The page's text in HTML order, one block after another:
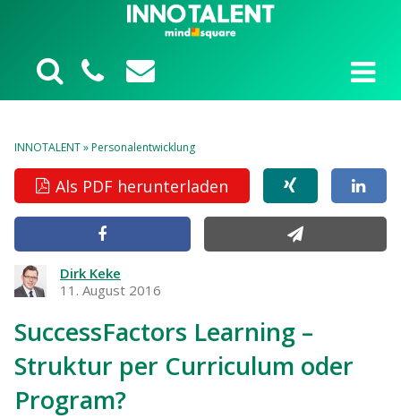
INNOTALENT»Personalentwicklung
Als PDF herunterladen
Dirk Keke
11. August 2016
SuccessFactors Learning –
Struktur per Curriculum oder
Program?